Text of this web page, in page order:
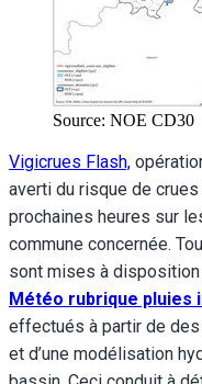
Source: NOE CD30
Vigicrues Flash,
averti du risque de
prochaines heures sur
commune concernée.
sont mises à
Météo rubrique pluies
effectués à partir de des
et d’une modélisation